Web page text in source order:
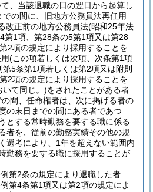
、当該退職の日の翌日から起算し
の間に、旧地方公務員法再任用
改正前の地方公務員法(昭和25年法
第1項、第28条の5第1項又は第28
2項の規定により採用することを
(この項若しくは次項、次条第1項
5条第1項若しくは第2項又は附則
2項の規定により採用することを
いて同じ。)をされたことがある者
間、任命権者は、次に掲げる者の
の末日までの間にある者であつ
とする常時勤務を要する職に係る
者を、従前の勤務実績その他の規
選考により、1年を超えない範囲内
勤務を要する職に採用することが
第2条の規定により退職した者
第4条第1項又は第2項の規定によ